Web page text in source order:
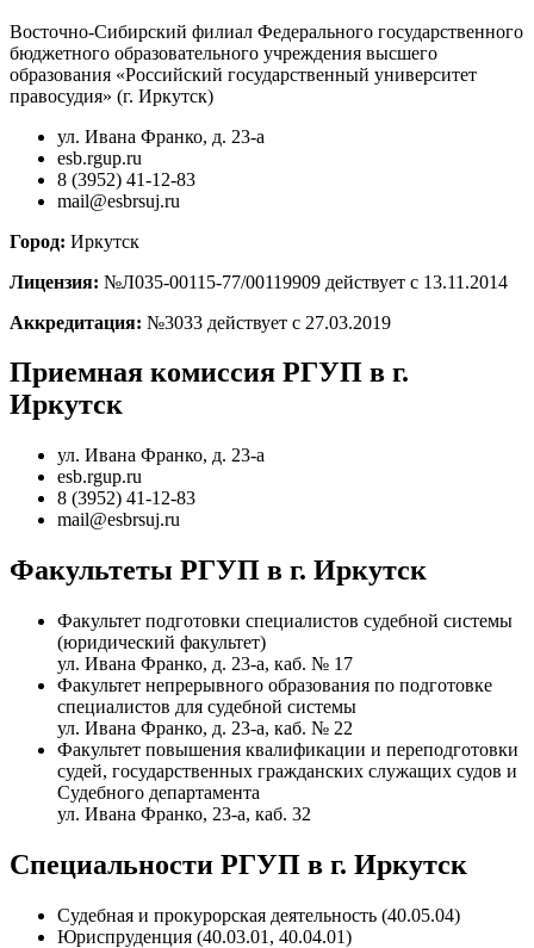
Восточно-Сибирский филиал Федерального государственного
бюджетного образовательного учреждения высшего
образования «Российский государственный университет
правосудия» (г. Иркутск)
ул. Ивана Франко, д. 23-а
esb.rgup.ru
8 (3952) 41-12-83
mail@esbrsuj.ru
Город: Иркутск
Лицензия: №Л035-00115-77/00119909 действует с 13.11.2014
Аккредитация: №3033 действует с 27.03.2019
Приемная комиссия РГУП в г.
Иркутск
ул. Ивана Франко, д. 23-а
esb.rgup.ru
8 (3952) 41-12-83
mail@esbrsuj.ru
Факультеты РГУП в г. Иркутск
Факультет подготовки специалистов судебной системы
(юридический факультет)
ул. Ивана Франко, д. 23-а, каб. № 17
Факультет непрерывного образования по подготовке
специалистов для судебной системы
ул. Ивана Франко, д. 23-а, каб. № 22
Факультет повышения квалификации и переподготовки
судей, государственных гражданских служащих судов и
Судебного департамента
ул. Ивана Франко, 23-а, каб. 32
Специальности РГУП в г. Иркутск
Судебная и прокурорская деятельность (40.05.04)
Юриспруденция (40.03.01, 40.04.01)